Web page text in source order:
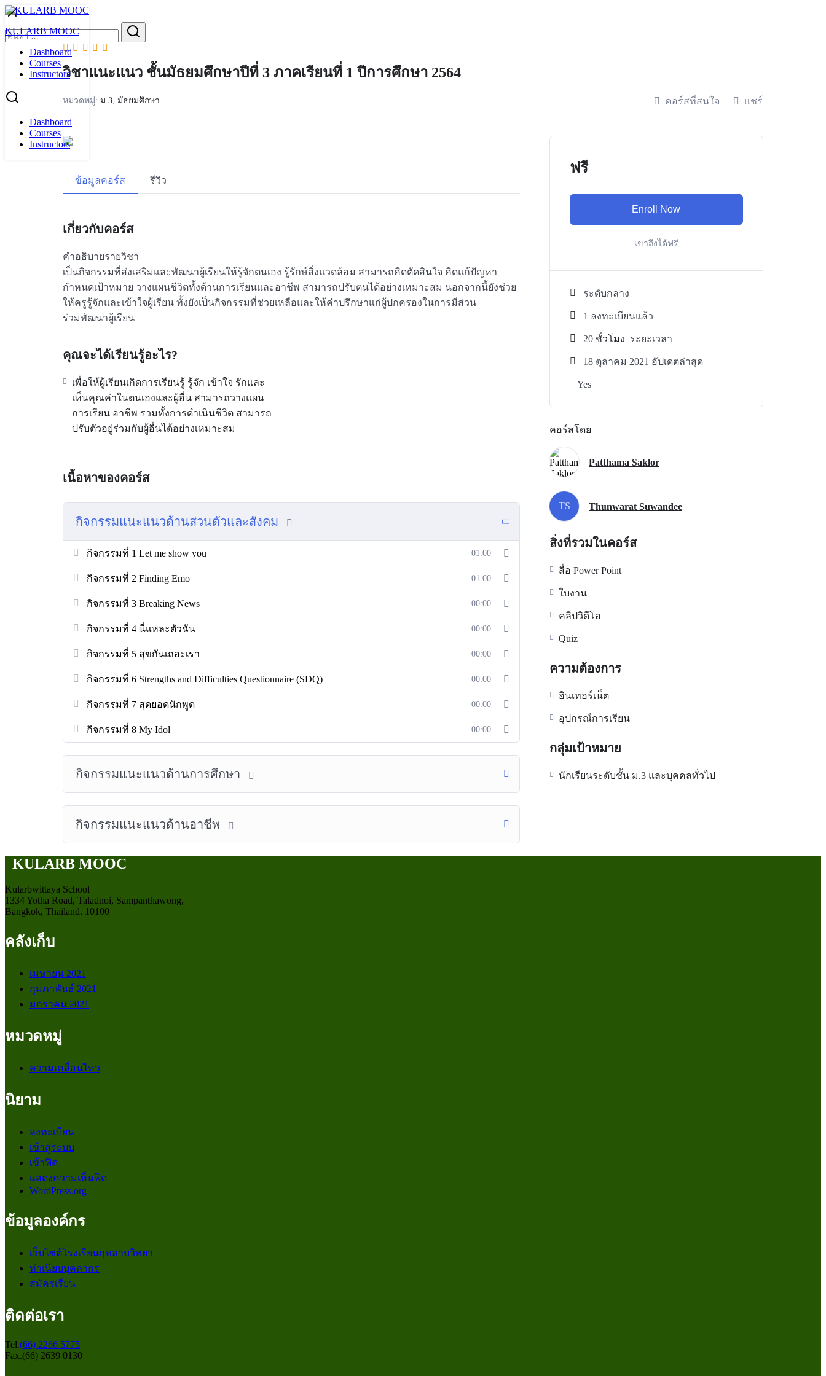
Skip
content
KULARB MOOC
Dashboard
Courses
Instructors
Dashboard
Courses
Instructors
Search
for:
วิชาแนะแนว ชั้นมัธยมศึกษาปีที่ 3 ภาคเรียนที่ 1 ปีการศึกษา 2564
หมวดหมู่: ม.3, มัธยมศึกษา คอร์สที่สนใจ แชร์
ข้อมูลคอร์ส รีวิว
เกี่ยวกับคอร์ส
คำอธิบายรายวิชา
เป็นกิจกรรมที่ส่งเสริมและพัฒนาผู้เรียนให้รู้จักตนเอง รู้รักษ์สิ่งแวดล้อม สามารถคิดตัดสินใจ คิดแก้ปัญหา
กำหนดเป้าหมาย วางแผนชีวิตทั้งด้านการเรียนและอาชีพ สามารถปรับตนได้อย่างเหมาะสม นอกจากนี้ยังช่วย
ให้ครูรู้จักและเข้าใจผู้เรียน ทั้งยังเป็นกิจกรรมที่ช่วยเหลือและให้คำปรึกษาแก่ผู้ปกครองในการมีส่วน
ร่วมพัฒนาผู้เรียน
คุณจะได้เรียนรู้อะไร?
เพื่อให้ผู้เรียนเกิดการเรียนรู้ รู้จัก เข้าใจ รักและ
เห็นคุณค่าในตนเองและผู้อื่น สามารถวางแผน
การเรียน อาชีพ รวมทั้งการดำเนินชีวิต สามารถ
ปรับตัวอยู่ร่วมกับผู้อื่นได้อย่างเหมาะสม
เนื้อหาของคอร์ส
กิจกรรมแนะแนวด้านส่วนตัวและสังคม
กิจกรรมที่ 1 Let me show you 01:00
กิจกรรมที่ 2 Finding Emo 01:00
กิจกรรมที่ 3 Breaking News 00:00
กิจกรรมที่ 4 นี่แหละตัวฉัน 00:00
กิจกรรมที่ 5 สุขกันเถอะเรา 00:00
กิจกรรมที่ 6 Strengths and Difficulties Questionnaire (SDQ) 00:00
กิจกรรมที่ 7 สุดยอดนักพูด 00:00
กิจกรรมที่ 8 My Idol 00:00
กิจกรรมแนะแนวด้านการศึกษา
กิจกรรมแนะแนวด้านอาชีพ
ฟรี
Enroll Now
เขาถึงได้ฟรี
ระดับกลาง
1 ลงทะเบียนแล้ว
20 ชั่วโมง ระยะเวลา
18 ตุลาคม 2021 อัปเดตล่าสุด
Yes
คอร์สโดย
Patthama Saklor
TS Thunwarat Suwandee
สิ่งที่รวมในคอร์ส
สื่อ Power Point
ใบงาน
คลิปวิดีโอ
Quiz
ความต้องการ
อินเทอร์เน็ต
อุปกรณ์การเรียน
กลุ่มเป้าหมาย
นักเรียนระดับชั้น ม.3 และบุคคลทั่วไป
KULARB MOOC
Kularbwittaya School
1334 Yotha Road, Taladnoi, Sampanthawong,
Bangkok, Thailand. 10100
คลังเก็บ
เมษายน 2021
กุมภาพันธ์ 2021
มกราคม 2021
หมวดหมู่
ความเคลื่อนไหว
นิยาม
ลงทะเบียน
เข้าสู่ระบบ
เข้าฟีด
แสดงความเห็นฟีด
WordPress.org
ข้อมูลองค์กร
เว็บไซต์โรงเรียนกุหลาบวิทยา
ทำเนียบบุคลากร
สมัครเรียน
ติดต่อเรา
Tel.(66) 2266 5775
Fax.(66) 2639 0130